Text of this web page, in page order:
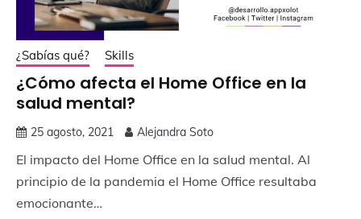
¿Sabías qué? Skills
¿Cómo afecta el Home Office en la
salud mental?
25 agosto, 2021 Alejandra Soto
El impacto del Home Office en la salud mental. Al
principio de la pandemia el Home Office resultaba
emocionante…